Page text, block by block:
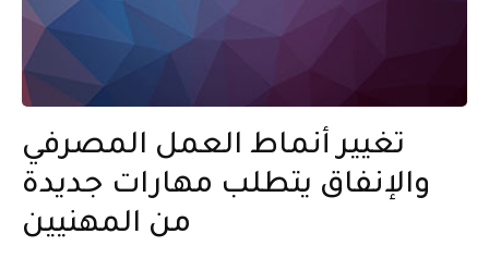
تغيير أنماط العمل المصرفي
والإنفاق يتطلب مهارات جديدة
من المهنيين